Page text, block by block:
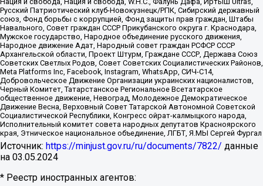
Русский Патриотический клуб-Новокузнецк/РПК, Сибирский державный
союз, Фонд борьбы с коррупцией, Фонд защиты прав граждан, Штабы
Навального, Совет граждан СССР Прикубанского округа г. Краснодара,
Мужское государство, Народное объединение русского движения,
Народное движение Адат, Народный совет граждан РСФСР СССР
Архангельской области, Проект Штурм, Граждане СССР, Держава Союз
Советских Светлых Родов, Совет Советских Социалистических Районов,
Meta Platforms Inc, Facebook, Instagram, WhatsApp, СИЧ-С14,
Добровольческое Движение Организации украинских националистов,
Черный Комитет, Татарстанское Региональное Всетатарское
общественное движение, Невоград, Молодежное Демократическое
Движение Весна, Верховный Совет Татарской Автономной Советской
Социалистической Республики, Конгресс ойрат-калмыцкого народа,
Исполнительный комитет совета народных депутатов Красноярского
края, Этническое национальное объединение, ЛГБТ, Я.МЫ Сергей Фургал
Источник: https://minjust.gov.ru/ru/documents/7822/ данные
на 03.05.2024
* Реестр иностранных агентов: